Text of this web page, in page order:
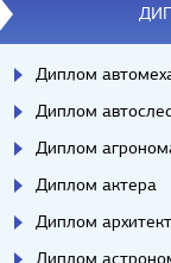
Диплом
Диплом
Диплом
Диплом актера
Диплом
Диплом